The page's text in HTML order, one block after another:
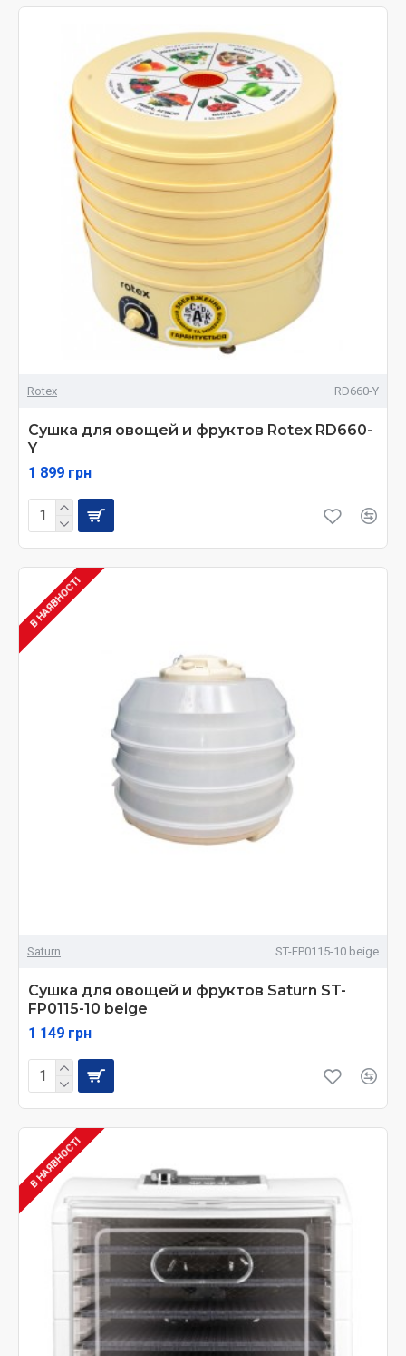
Rotex RD660-Y
Сушка для овощей и фруктов Rotex RD660-
Y
1 899 грн
В НАЯВНОСТІ
Saturn ST-FP0115-10 beige
Сушка для овощей и фруктов Saturn ST-
FP0115-10 beige
1 149 грн
В НАЯВНОСТІ